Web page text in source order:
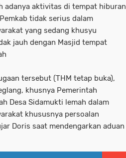
adanya aktivitas di tempat hiburan
tidak serius dalam
yang sedang khusyu
jauh dengan Masjid tempat
tersebut (THM tetap buka),
khusnya Pemerintah
Desa Sidamukti lemah dalam
khususnya persoalan
Doris saat mendengarkan aduan